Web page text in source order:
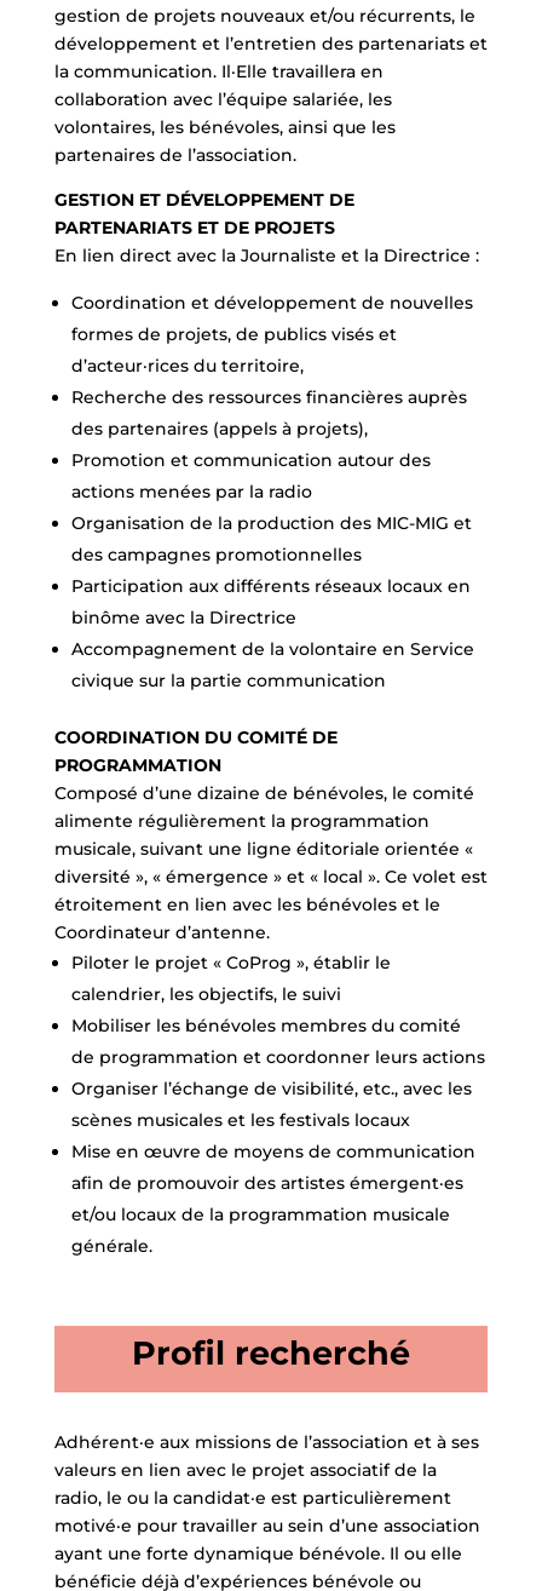
gestion de projets nouveaux et/ou récurrents, le
développement et l’entretien des partenariats et
la communication. Il·Elle travaillera en
collaboration avec l’équipe salariée, les
volontaires, les bénévoles, ainsi que les
partenaires de l’association.
GESTION ET DÉVELOPPEMENT DE
PARTENARIATS ET DE PROJETS
En lien direct avec la Journaliste et la Directrice :
Coordination et développement de nouvelles
formes de projets, de publics visés et
d’acteur·rices du territoire,
Recherche des ressources financières auprès
des partenaires (appels à projets),
Promotion et communication autour des
actions menées par la radio
Organisation de la production des MIC-MIG et
des campagnes promotionnelles
Participation aux différents réseaux locaux en
binôme avec la Directrice
Accompagnement de la volontaire en Service
civique sur la partie communication
COORDINATION DU COMITÉ DE
PROGRAMMATION
Composé d’une dizaine de bénévoles, le comité
alimente régulièrement la programmation
musicale, suivant une ligne éditoriale orientée «
diversité », « émergence » et « local ». Ce volet est
étroitement en lien avec les bénévoles et le
Coordinateur d’antenne.
Piloter le projet « CoProg », établir le
calendrier, les objectifs, le suivi
Mobiliser les bénévoles membres du comité
de programmation et coordonner leurs actions
Organiser l’échange de visibilité, etc., avec les
scènes musicales et les festivals locaux
Mise en œuvre de moyens de communication
afin de promouvoir des artistes émergent·es
et/ou locaux de la programmation musicale
générale.
Profil recherché
Adhérent·e aux missions de l’association et à ses
valeurs en lien avec le projet associatif de la
radio, le ou la candidat·e est particulièrement
motivé·e pour travailler au sein d’une association
ayant une forte dynamique bénévole. Il ou elle
bénéficie déjà d’expériences bénévole ou